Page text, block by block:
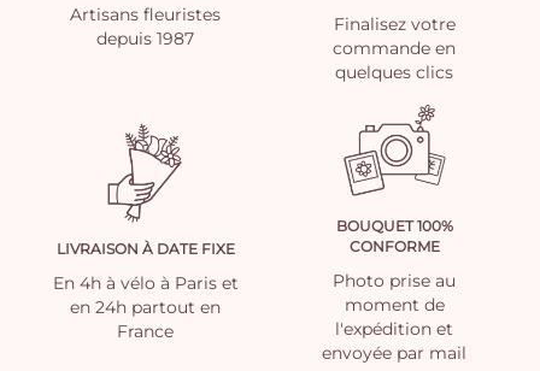
Artisans fleuristes
depuis 1987
Finalisez votre
commande en
quelques clics
LIVRAISON À DATE FIXE
En 4h à vélo à Paris et
en 24h partout en
France
BOUQUET 100%
CONFORME
Photo prise au
moment de
l'expédition et
envoyée par mail